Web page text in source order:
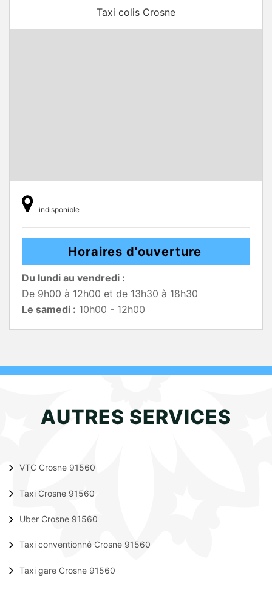
Taxi colis Crosne
indisponible
Horaires d'ouverture
Du lundi au vendredi :
De 9h00 à 12h00 et de 13h30 à 18h30
Le samedi : 10h00 - 12h00
AUTRES SERVICES
VTC Crosne 91560
Taxi Crosne 91560
Uber Crosne 91560
Taxi conventionné Crosne 91560
Taxi gare Crosne 91560